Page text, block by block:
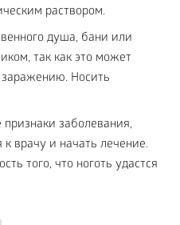
раствором.
душа, бани или
так как это может
заражению. Носить
заболевания,
врачу и начать лечение.
того, что ноготь удастся